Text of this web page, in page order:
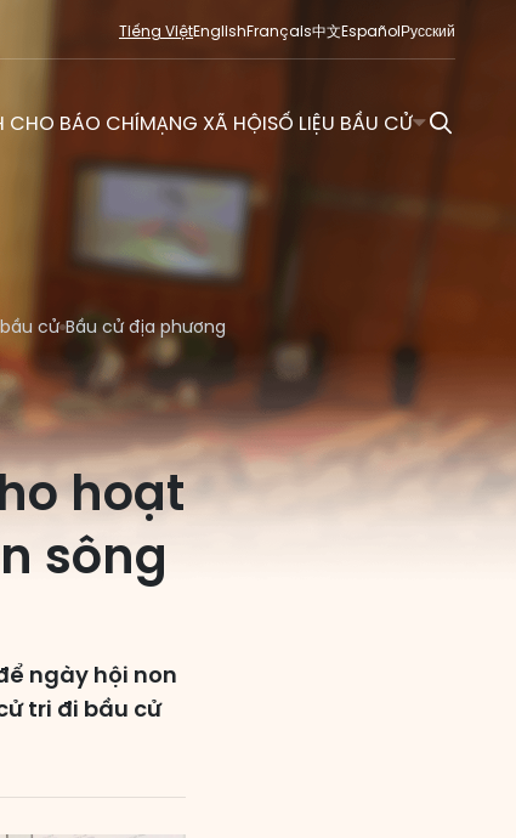
Tiếng ViệtEnglishFrançais中文EspañolРусский
CHO BÁO CHÍMẠNG XÃ HỘISỐ LIỆU BẦU CỬ
cử Bầu cử địa phương
hoạt
sông
ngày hội non
tri đi bầu cử